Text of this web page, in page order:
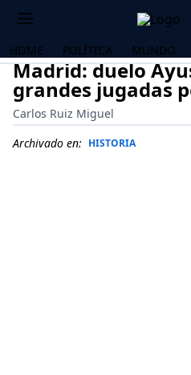
HOME POLÍTICA MUNDO
Madrid: duelo
grandes jugadas
Carlos Ruiz Miguel
Archivado en: HISTORIA